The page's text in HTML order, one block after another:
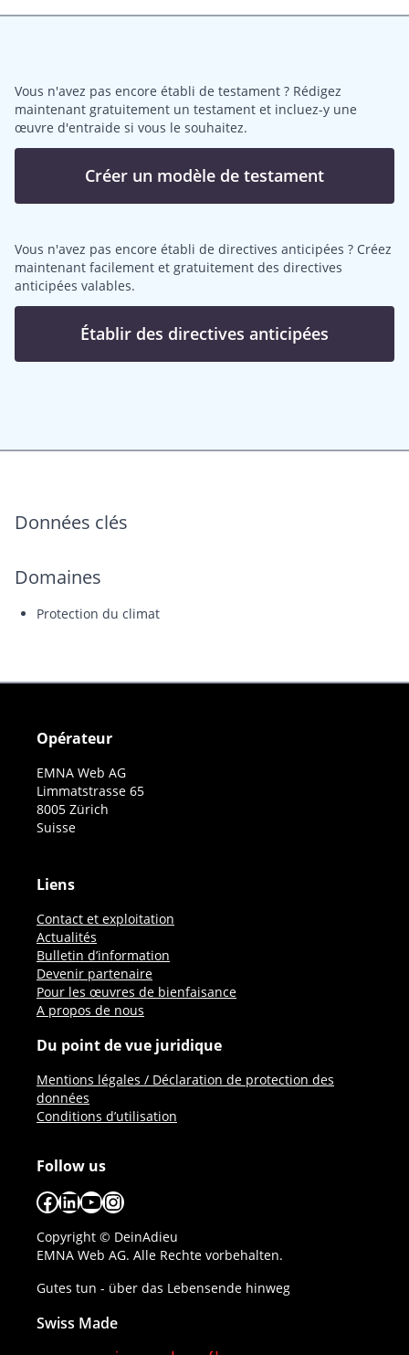
Vous n'avez pas encore établi de testament ? Rédigez
maintenant gratuitement un testament et incluez-y une
œuvre d'entraide si vous le souhaitez.
Créer un modèle de testament
Vous n'avez pas encore établi de directives anticipées ? Créez
maintenant facilement et gratuitement des directives
anticipées valables.
Établir des directives anticipées
Données clés
Domaines
Protection du climat
Opérateur
EMNA Web AG
Limmatstrasse 65
8005 Zürich
Suisse
Liens
Contact et exploitation
Actualités
Bulletin d’information
Devenir partenaire
Pour les œuvres de bienfaisance
A propos de nous
Du point de vue juridique
Mentions légales / Déclaration de protection des
données
Conditions d’utilisation
Follow us
Facebook
LinkedIn
YouTube
Instagram
Copyright © DeinAdieu
EMNA Web AG. Alle Rechte vorbehalten.
Gutes tun - über das Lebensende hinweg
Swiss Made